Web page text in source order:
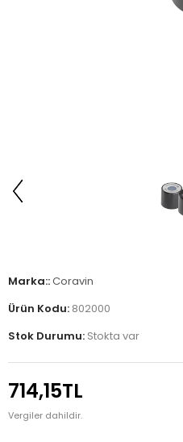
Marka::Coravin
Ürün Kodu: 802000
Stok Durumu: Stokta var
714,15TL
Vergiler dahildir.